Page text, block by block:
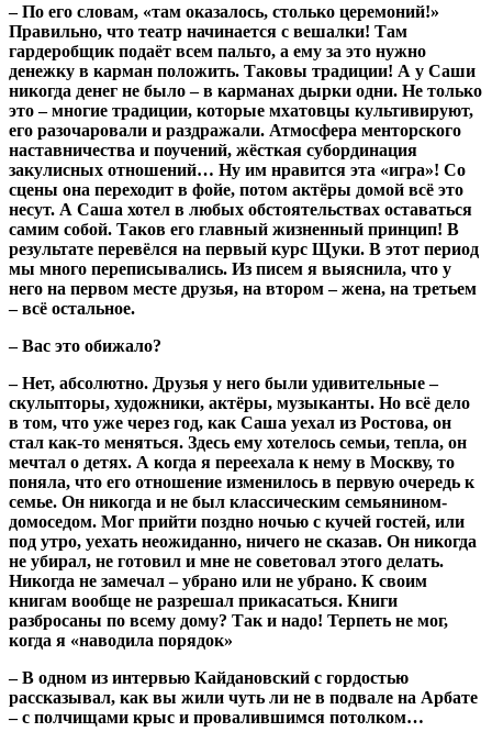
– По его словам, «там оказалось, столько церемоний!»
Правильно, что театр начинается с вешалки! Там
гардеробщик подаёт всем пальто, а ему за это нужно
денежку в карман положить. Таковы традиции! А у Саши
никогда денег не было – в карманах дырки одни. Не только
это – многие традиции, которые мхатовцы культивируют,
его разочаровали и раздражали. Атмосфера менторского
наставничества и поучений, жёсткая субординация
закулисных отношений… Ну им нравится эта «игра»! Со
сцены она переходит в фойе, потом актёры домой всё это
несут. А Саша хотел в любых обстоятельствах оставаться
самим собой. Таков его главный жизненный принцип! В
результате перевёлся на первый курс Щуки. В этот период
мы много переписывались. Из писем я выяснила, что у
него на первом месте друзья, на втором – жена, на третьем
– всё остальное.
– Вас это обижало?
– Нет, абсолютно. Друзья у него были удивительные –
скульпторы, художники, актёры, музыканты. Но всё дело
в том, что уже через год, как Саша уехал из Ростова, он
стал как-то меняться. Здесь ему хотелось семьи, тепла, он
мечтал о детях. А когда я переехала к нему в Москву, то
поняла, что его отношение изменилось в первую очередь к
семье. Он никогда и не был классическим семьянином-
домоседом. Мог прийти поздно ночью с кучей гостей, или
под утро, уехать неожиданно, ничего не сказав. Он никогда
не убирал, не готовил и мне не советовал этого делать.
Никогда не замечал – убрано или не убрано. К своим
книгам вообще не разрешал прикасаться. Книги
разбросаны по всему дому? Так и надо! Терпеть не мог,
когда я «наводила порядок»
– В одном из интервью Кайдановский с гордостью
рассказывал, как вы жили чуть ли не в подвале на Арбате
– с полчищами крыс и провалившимся потолком…